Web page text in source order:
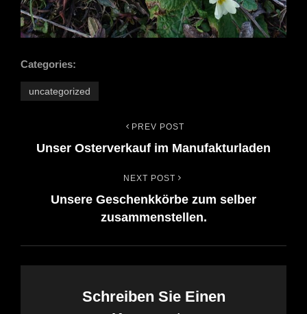
Categories:
uncategorized
Navigation
Post
PREV POST
Unser Osterverkauf im Manufakturladen
NEXT POST
Unsere Geschenkkörbe zum selber
zusammenstellen.
Schreiben Sie Einen